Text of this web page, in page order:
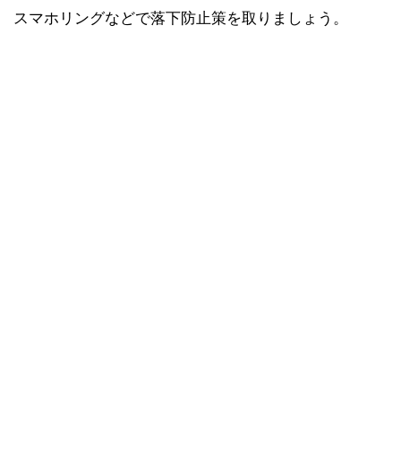
スマホリングなどで落下防止策を取りましょう。